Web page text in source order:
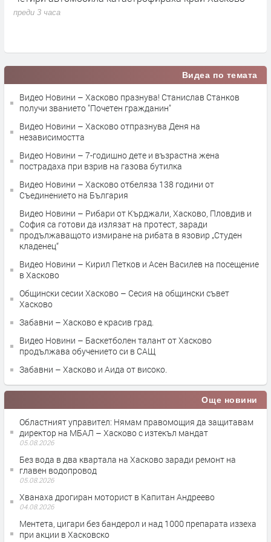
преди 3 часа
Видеа по темата
Видео Новини – Хасково празнува! Станислав Станков
получи званието "Почетен гражданин"
Видео Новини – Хасково отпразнува Деня на
независимостта
Видео Новини – 7-годишно дете и възрастна жена
пострадаха при взрив на газова бутилка
Видео Новини – Хасково отбеляза 138 години от
Съединението на България
Видео Новини – Рибари от Кърджали, Хасково, Пловдив и
София са готови да излязат на протест, заради
продължаващото измиране на рибата в язовир „Студен
кладенец“
Видео Новини – Кирил Петков и Асен Василев на посещение
в Хасково
Общински сесии Хасково – Сесия на общински съвет
Хасково
Забавни – Хасково е красив град.
Видео Новини – Баскетболен талант от Хасково
продължава обучението си в САЩ
Забавни – Хасково и Аида от високо.
Още новини
Областният управител: Нямам правомощия да защитавам
директор на МБАЛ – Хасково с изтекъл мандат
05.08.2026
Без вода в два квартала на Хасково заради ремонт на
главен водопровод
05.08.2026
Хванаха дрогиран моторист в Капитан Андреево
04.08.2026
Ментета, цигари без бандерол и над 1000 препарата иззеха
при акции в Хасковско